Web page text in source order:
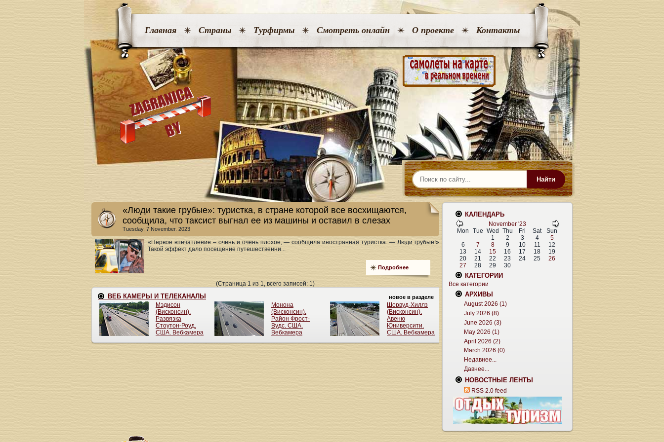
Главная Страны Турфирмы Смотреть онлайн О проекте Контакты
Найти
«Люди такие грубые»: туристка, в стране которой все восхищаются,
сообщила, что таксист выгнал ее из машины и оставил в слезах
Tuesday, 7 November. 2023
«Первое впечатление – очень и очень плохое, — сообщила иностранная туристка. — Люди грубые!»
Такой эффект дало посещение путешественни...
Подробнее
(Страница 1 из 1, всего записей: 1)
КАЛЕНДАРЬ
November '23
Mon
Tue Wed Thu Fri Sat
Sun
1
2 3 4
5
6
7 8 9 10 11
12
13
14 15 16 17 18
19
20
21 22 23 24 25
26
27
28 29 30
КАТЕГОРИИ
Все категории
АРХИВЫ
August 2026 (1)
July 2026 (8)
June 2026 (3)
May 2026 (1)
April 2026 (2)
March 2026 (0)
Недавнее...
Давнее...
НОВОСТНЫЕ ЛЕНТЫ
RSS 2.0 feed